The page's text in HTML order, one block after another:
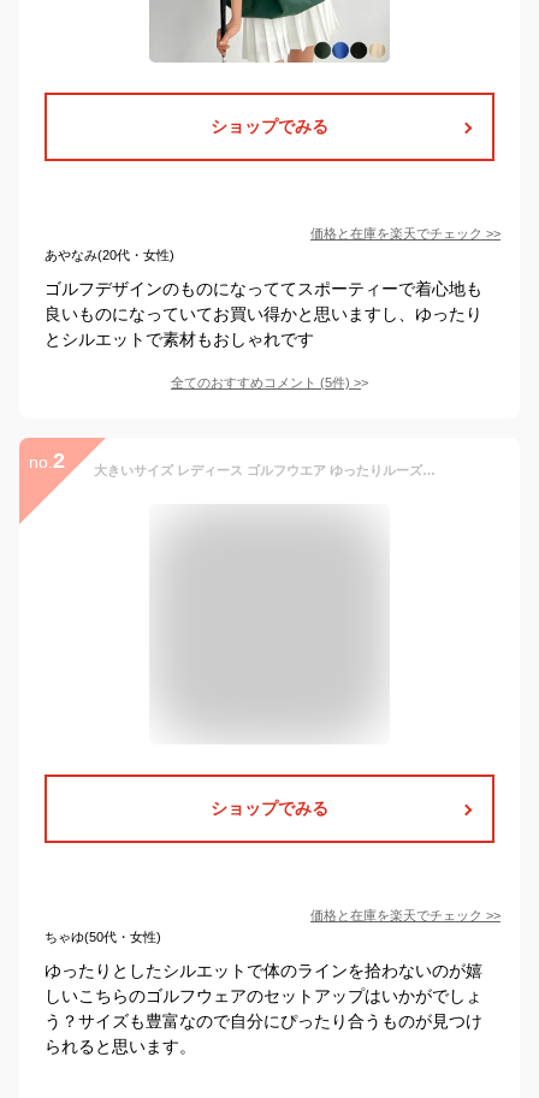
ショップでみる
価格と在庫を楽天でチェック >>
あやなみ(20代・女性)
ゴルフデザインのものになっててスポーティーで着心地も
良いものになっていてお買い得かと思いますし、ゆったり
とシルエットで素材もおしゃれです
全てのおすすめコメント (5件) >
no. 2 大きいサイズ レディース ゴルフウエア ゆったりルーズセットアップ 半袖フード付き パーカー ルーズパンツ 清涼吸水速乾 オールシーズン 普段着にも ゆったり楽々ウエスト 着心地重視 カジュアルゴルフウエア ゴルフ女子 大人ゴルフウエア XL〜5XL
ショップでみる
価格と在庫を楽天でチェック >>
ちゃゆ(50代・女性)
ゆったりとしたシルエットで体のラインを拾わないのが嬉
しいこちらのゴルフウェアのセットアップはいかがでしょ
う？サイズも豊富なので自分にぴったり合うものが見つけ
られると思います。